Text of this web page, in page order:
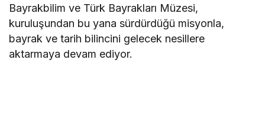
Bayrakbilim ve Türk Bayrakları Müzesi,
kuruluşundan bu yana sürdürdüğü misyonla,
bayrak ve tarih bilincini gelecek nesillere
aktarmaya devam ediyor.